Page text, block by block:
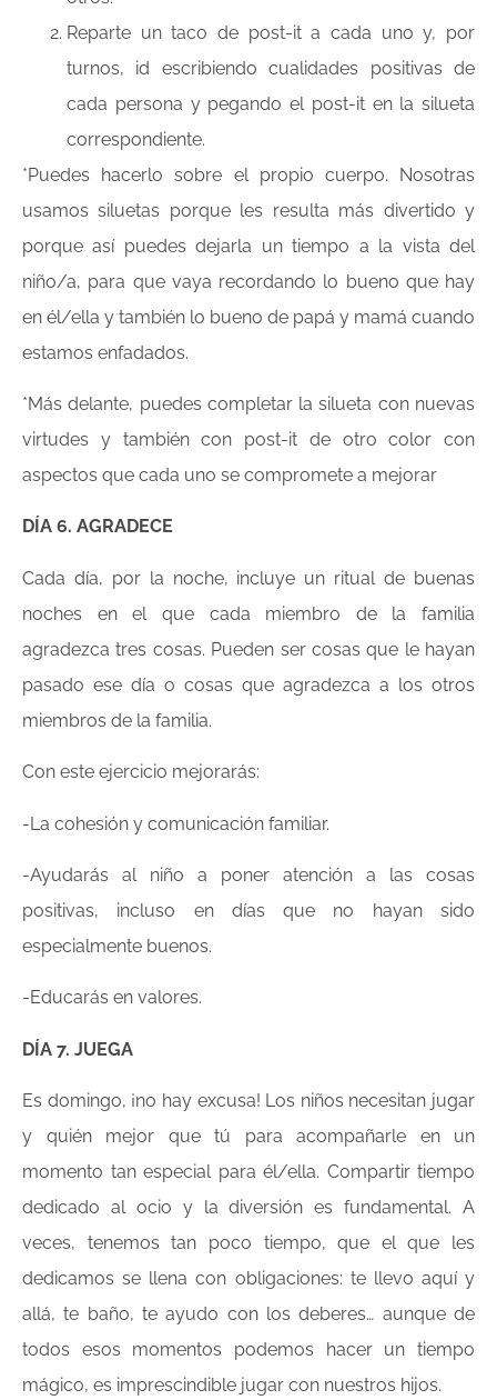
Reparte un taco de post-it a cada uno y, por
turnos, id escribiendo cualidades positivas de
cada persona y pegando el post-it en la silueta
correspondiente.
*Puedes hacerlo sobre el propio cuerpo. Nosotras
usamos siluetas porque les resulta más divertido y
porque así puedes dejarla un tiempo a la vista del
niño/a, para que vaya recordando lo bueno que hay
en él/ella y también lo bueno de papá y mamá cuando
estamos enfadados.
*Más delante, puedes completar la silueta con nuevas
virtudes y también con post-it de otro color con
aspectos que cada uno se compromete a mejorar
DÍA 6. AGRADECE
Cada día, por la noche, incluye un ritual de buenas
noches en el que cada miembro de la familia
agradezca tres cosas. Pueden ser cosas que le hayan
pasado ese día o cosas que agradezca a los otros
miembros de la familia.
Con este ejercicio mejorarás:
-La cohesión y comunicación familiar.
-Ayudarás al niño a poner atención a las cosas
positivas, incluso en días que no hayan sido
especialmente buenos.
-Educarás en valores.
DÍA 7. JUEGA
Es domingo, ¡no hay excusa! Los niños necesitan jugar
y quién mejor que tú para acompañarle en un
momento tan especial para él/ella. Compartir tiempo
dedicado al ocio y la diversión es fundamental. A
veces, tenemos tan poco tiempo, que el que les
dedicamos se llena con obligaciones: te llevo aquí y
allá, te baño, te ayudo con los deberes… aunque de
todos esos momentos podemos hacer un tiempo
mágico, es imprescindible jugar con nuestros hijos.